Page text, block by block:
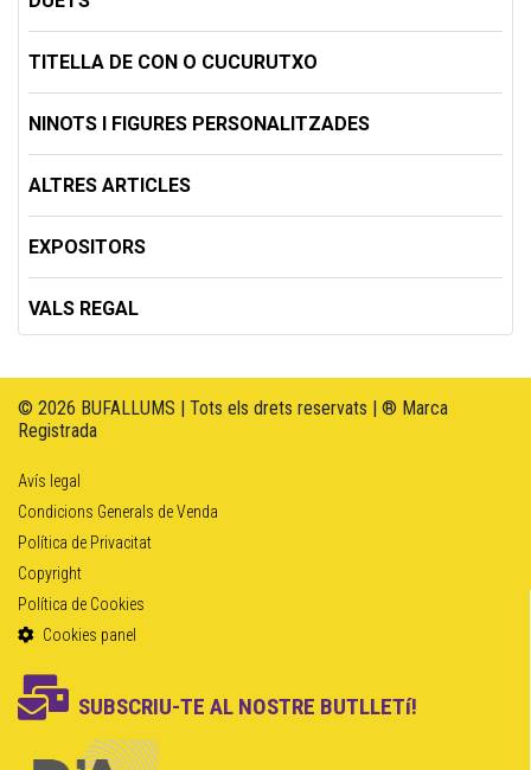
TITELLA DE CON O CUCURUTXO
NINOTS I FIGURES PERSONALITZADES
ALTRES ARTICLES
EXPOSITORS
VALS REGAL
© 2026 BUFALLUMS | Tots els drets reservats | ® Marca
Registrada
Avís legal
Condicions Generals de Venda
Política de Privacitat
Copyright
Política de Cookies
Cookies panel
SUBSCRIU-TE AL NOSTRE BUTLLETí!